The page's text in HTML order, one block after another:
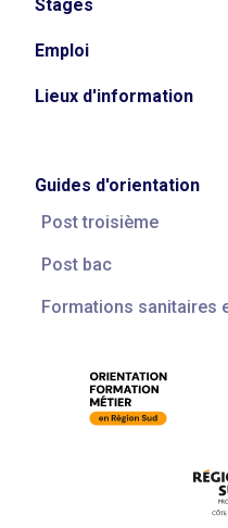
Stages
Emploi
Lieux d'information
Guides d'orientation
Post troisième
Post bac
Formations sanitaires